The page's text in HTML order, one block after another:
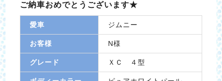
ご納車おめでとうございます★
愛車 ジムニー
お客様 N様
グレード ＸＣ ４型